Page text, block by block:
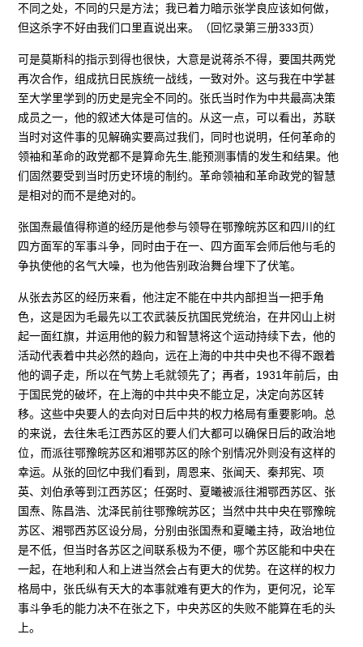
不同之处，不同的只是方法；我已着力暗示张学良应该如何做，
但这杀字不好由我们口里直说出来。（回忆录第三册333页）
可是莫斯科的指示到得也很快，大意是说蒋杀不得，要国共两党
再次合作，组成抗日民族统一战线，一致对外。这与我在中学甚
至大学里学到的历史是完全不同的。张氏当时作为中共最高决策
成员之一，他的叙述大体是可信的。从这一点，可以看出，苏联
当时对这件事的见解确实要高过我们，同时也说明，任何革命的
领袖和革命的政党都不是算命先生,能预测事情的发生和结果。他
们固然要受到当时历史环境的制约。革命领袖和革命政党的智慧
是相对的而不是绝对的。
张国焘最值得称道的经历是他参与领导在鄂豫皖苏区和四川的红
四方面军的军事斗争，同时由于在一、四方面军会师后他与毛的
争执使他的名气大噪，也为他告别政治舞台埋下了伏笔。
从张去苏区的经历来看，他注定不能在中共内部担当一把手角
色，这是因为毛最先以工农武装反抗国民党统治，在井冈山上树
起一面红旗，并运用他的毅力和智慧将这个运动持续下去，他的
活动代表着中共必然的趋向，远在上海的中共中央也不得不跟着
他的调子走，所以在气势上毛就领先了；再者，1931年前后，由
于国民党的破坏，在上海的中共中央不能立足，决定向苏区转
移。这些中央要人的去向对日后中共的权力格局有重要影响。总
的来说，去往朱毛江西苏区的要人们大都可以确保日后的政治地
位，而派往鄂豫皖苏区和湘鄂苏区的除个别情况外则没有这样的
幸运。从张的回忆中我们看到，周恩来、张闻天、秦邦宪、项
英、刘伯承等到江西苏区；任弼时、夏曦被派往湘鄂西苏区、张
国焘、陈昌浩、沈泽民前往鄂豫皖苏区；当然中共中央在鄂豫皖
苏区、湘鄂西苏区设分局，分别由张国焘和夏曦主持，政治地位
是不低，但当时各苏区之间联系极为不便，哪个苏区能和中央在
一起，在地利和人和上进当然会占有更大的优势。在这样的权力
格局中，张氏纵有天大的本事就难有更大的作为，更何况，论军
事斗争毛的能力决不在张之下，中央苏区的失败不能算在毛的头
上。